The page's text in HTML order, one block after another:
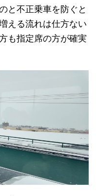
と不正乗車を防ぐと
える流れは仕方ない
も指定席の方が確実